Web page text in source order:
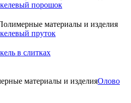
порошок
пруток
в слитках
Олово